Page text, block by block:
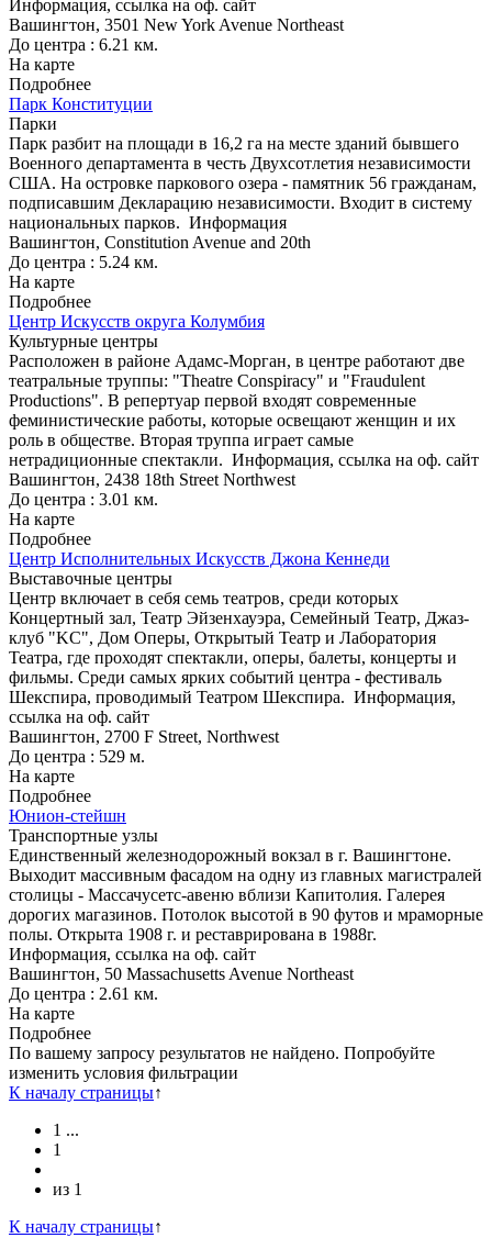
Информация, ссылка на оф. сайт
Вашингтон, 3501 New York Avenue Northeast
До центра : 6.21 км.
На карте
Подробнее
Парк Конституции
Парки
Парк разбит на площади в 16,2 га на месте зданий бывшего
Военного департамента в честь Двухсотлетия независимости
США. На островке паркового озера - памятник 56 гражданам,
подписавшим Декларацию независимости. Входит в систему
национальных парков. Информация
Вашингтон, Constitution Avenue and 20th
До центра : 5.24 км.
На карте
Подробнее
Центр Искусств округа Колумбия
Культурные центры
Расположен в районе Адамс-Морган, в центре работают две
театральные труппы: "Theatre Conspiracy" и "Fraudulent
Productions". В репертуар первой входят современные
феминистические работы, которые освещают женщин и их
роль в обществе. Вторая труппа играет самые
нетрадиционные спектакли. Информация, ссылка на оф. сайт
Вашингтон, 2438 18th Street Northwest
До центра : 3.01 км.
На карте
Подробнее
Центр Исполнительных Искусств Джона Кеннеди
Выставочные центры
Центр включает в себя семь театров, среди которых
Концертный зал, Театр Эйзенхауэра, Семейный Театр, Джаз-
клуб "KC", Дом Оперы, Открытый Театр и Лаборатория
Театра, где проходят спектакли, оперы, балеты, концерты и
фильмы. Среди самых ярких событий центра - фестиваль
Шекспира, проводимый Театром Шекспира. Информация,
ссылка на оф. сайт
Вашингтон, 2700 F Street, Northwest
До центра : 529 м.
На карте
Подробнее
Юнион-стейшн
Транспортные узлы
Единственный железнодорожный вокзал в г. Вашингтоне.
Выходит массивным фасадом на одну из главных магистралей
столицы - Массачусетс-авеню вблизи Капитолия. Галерея
дорогих магазинов. Потолок высотой в 90 футов и мраморные
полы. Открыта 1908 г. и реставрирована в 1988г.
Информация, ссылка на оф. сайт
Вашингтон, 50 Massachusetts Avenue Northeast
До центра : 2.61 км.
На карте
Подробнее
По вашему запросу результатов не найдено. Попробуйте
изменить условия фильтрации
К началу страницы↑
1 ...
1
из 1
К началу страницы↑